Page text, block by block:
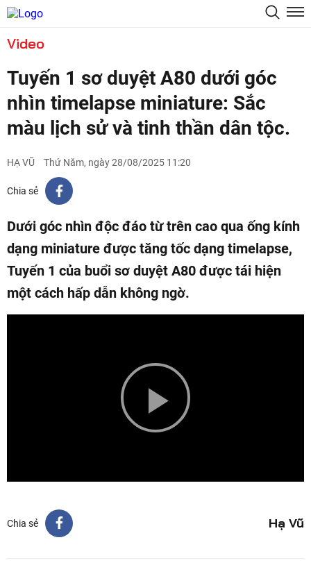
Video
Tuyến 1 sơ duyệt A80 dưới góc
nhìn timelapse miniature: Sắc
màu lịch sử và tinh thần dân tộc.
HẠ VŨ Thứ Năm, ngày 28/08/2025 11:20
Chia sẻ
Dưới góc nhìn độc đáo từ trên cao qua ống kính
dạng miniature được tăng tốc dạng timelapse,
Tuyến 1 của buổi sơ duyệt A80 được tái hiện
một cách hấp dẫn không ngờ.
Play
Chia sẻ Hạ Vũ